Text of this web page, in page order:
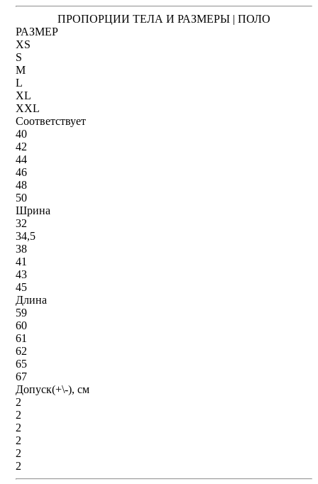
ПРОПОРЦИИ ТЕЛА И РАЗМЕРЫ | ПОЛО
РАЗМЕР
XS
S
M
L
XL
XXL
Соответствует
40
42
44
46
48
50
Шрина
32
34,5
38
41
43
45
Длина
59
60
61
62
65
67
Допуск(+\-), см
2
2
2
2
2
2